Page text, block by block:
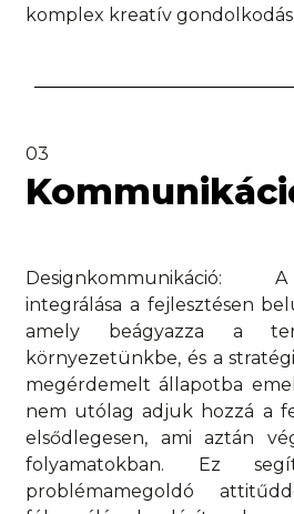
komplex kreatív
03
Designkommunikáció:
integrálása a fejlesztésen
amely beágyazza a
környezetünkbe, és a
megérdemelt állapotba
nem utólag adjuk hozzá a
elsődlegesen, ami aztán
folyamatokban. Ez
problémamegoldó